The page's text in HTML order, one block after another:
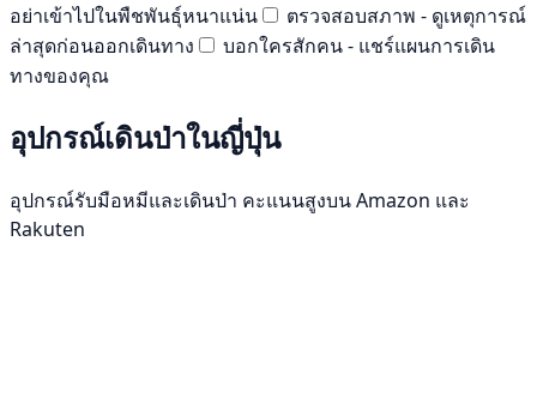
อย่าเข้าไปในพืชพันธุ์หนาแน่น
ตรวจสอบสภาพ - ดูเหตุการณ์
ล่าสุดก่อนออกเดินทาง
บอกใครสักคน - แชร์แผนการเดิน
ทางของคุณ
อุปกรณ์เดินป่าในญี่ปุ่น
อุปกรณ์รับมือหมีและเดินป่า คะแนนสูงบน Amazon และ
Rakuten